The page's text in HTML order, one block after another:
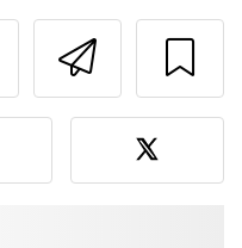
Pošlji
Natisni to
fotografijo